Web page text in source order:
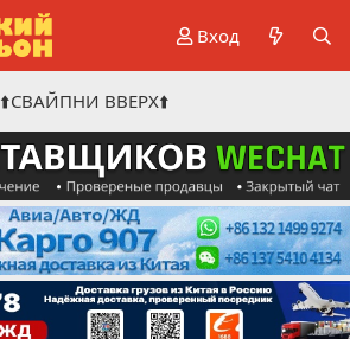
Вход
⬆️СВАЙПНИ ВВЕРХ⬆️